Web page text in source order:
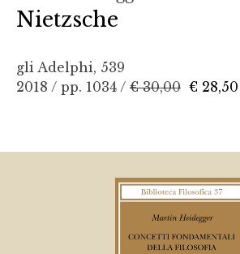
Nietzsche
gli Adelphi, 539
2018 / pp. 1034 / € 30,00 € 28,50